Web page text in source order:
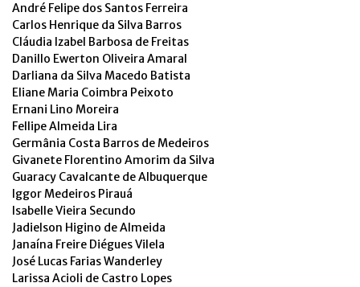
André Felipe dos Santos Ferreira
Carlos Henrique da Silva Barros
Cláudia Izabel Barbosa de Freitas
Danillo Ewerton Oliveira Amaral
Darliana da Silva Macedo Batista
Eliane Maria Coimbra Peixoto
Ernani Lino Moreira
Fellipe Almeida Lira
Germânia Costa Barros de Medeiros
Givanete Florentino Amorim da Silva
Guaracy Cavalcante de Albuquerque
Iggor Medeiros Pirauá
Isabelle Vieira Secundo
Jadielson Higino de Almeida
Janaína Freire Diégues Vilela
José Lucas Farias Wanderley
Larissa Acioli de Castro Lopes